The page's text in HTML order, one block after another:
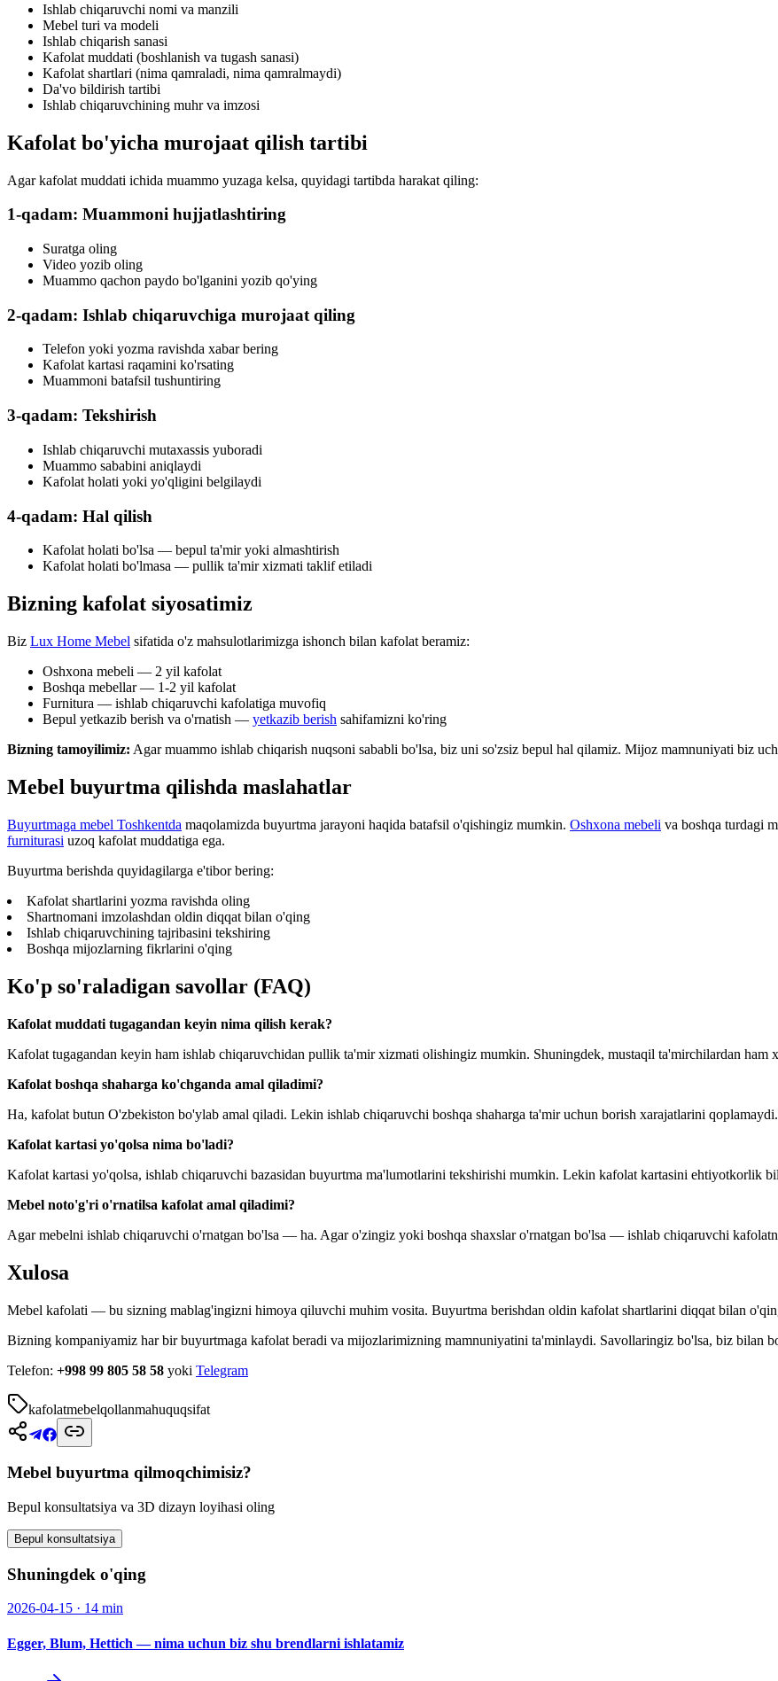
Ishlab chiqaruvchi nomi va manzili
Mebel turi va modeli
Ishlab chiqarish sanasi
Kafolat muddati (boshlanish va tugash sanasi)
Kafolat shartlari (nima qamraladi, nima qamralmaydi)
Da'vo bildirish tartibi
Ishlab chiqaruvchining muhr va imzosi
Kafolat bo'yicha murojaat qilish tartibi
Agar kafolat muddati ichida muammo yuzaga kelsa, quyidagi tartibda harakat qiling:
1-qadam: Muammoni hujjatlashtiring
Suratga oling
Video yozib oling
Muammo qachon paydo bo'lganini yozib qo'ying
2-qadam: Ishlab chiqaruvchiga murojaat qiling
Telefon yoki yozma ravishda xabar bering
Kafolat kartasi raqamini ko'rsating
Muammoni batafsil tushuntiring
3-qadam: Tekshirish
Ishlab chiqaruvchi mutaxassis yuboradi
Muammo sababini aniqlaydi
Kafolat holati yoki yo'qligini belgilaydi
4-qadam: Hal qilish
Kafolat holati bo'lsa — bepul ta'mir yoki almashtirish
Kafolat holati bo'lmasa — pullik ta'mir xizmati taklif etiladi
Bizning kafolat siyosatimiz
Biz Lux Home Mebel sifatida o'z mahsulotlarimizga ishonch bilan kafolat beramiz:
Oshxona mebeli — 2 yil kafolat
Boshqa mebellar — 1-2 yil kafolat
Furnitura — ishlab chiqaruvchi kafolatiga muvofiq
Bepul yetkazib berish va o'rnatish — yetkazib berish sahifamizni ko'ring
Bizning tamoyilimiz: Agar muammo ishlab chiqarish nuqsoni sababli bo'lsa, biz uni so'zsiz bepul hal qilamiz. Mijoz mamnuniyati biz
Mebel buyurtma qilishda maslahatlar
Buyurtmaga mebel Toshkentda maqolamizda buyurtma jarayoni haqida batafsil o'qishingiz mumkin. Oshxona mebeli va boshqa turdagi
furniturasi uzoq kafolat muddatiga ega.
Buyurtma berishda quyidagilarga e'tibor bering:
Kafolat shartlarini yozma ravishda oling
Shartnomani imzolashdan oldin diqqat bilan o'qing
Ishlab chiqaruvchining tajribasini tekshiring
Boshqa mijozlarning fikrlarini o'qing
Ko'p so'raladigan savollar (FAQ)
Kafolat muddati tugagandan keyin nima qilish kerak?
Kafolat tugagandan keyin ham ishlab chiqaruvchidan pullik ta'mir xizmati olishingiz mumkin. Shuningdek, mustaqil ta'mirchilardan ham
Kafolat boshqa shaharga ko'chganda amal qiladimi?
Ha, kafolat butun O'zbekiston bo'ylab amal qiladi. Lekin ishlab chiqaruvchi boshqa shaharga ta'mir uchun borish xarajatlarini qoplamaydi.
Kafolat kartasi yo'qolsa nima bo'ladi?
Kafolat kartasi yo'qolsa, ishlab chiqaruvchi bazasidan buyurtma ma'lumotlarini tekshirishi mumkin. Lekin kafolat kartasini ehtiyotkorlik
Mebel noto'g'ri o'rnatilsa kafolat amal qiladimi?
Agar mebelni ishlab chiqaruvchi o'rnatgan bo'lsa — ha. Agar o'zingiz yoki boshqa shaxslar o'rnatgan bo'lsa — ishlab chiqaruvchi
Xulosa
Mebel kafolati — bu sizning mablag'ingizni himoya qiluvchi muhim vosita. Buyurtma berishdan oldin kafolat shartlarini diqqat bilan
Bizning kompaniyamiz har bir buyurtmaga kafolat beradi va mijozlarimizning mamnuniyatini ta'minlaydi. Savollaringiz bo'lsa, biz bilan
Telefon: +998 99 805 58 58 yoki Telegram
kafolatmebelqollanmahuquqsifat
Mebel buyurtma qilmoqchimisiz?
Bepul konsultatsiya va 3D dizayn loyihasi oling
Bepul konsultatsiya
Shuningdek o'qing
2026-04-15 · 14 min
Egger, Blum, Hettich — nima uchun biz shu brendlarni ishlatamiz